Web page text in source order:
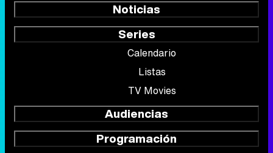
Noticias
Series
Calendario
Listas
TV Movies
Audiencias
Programación